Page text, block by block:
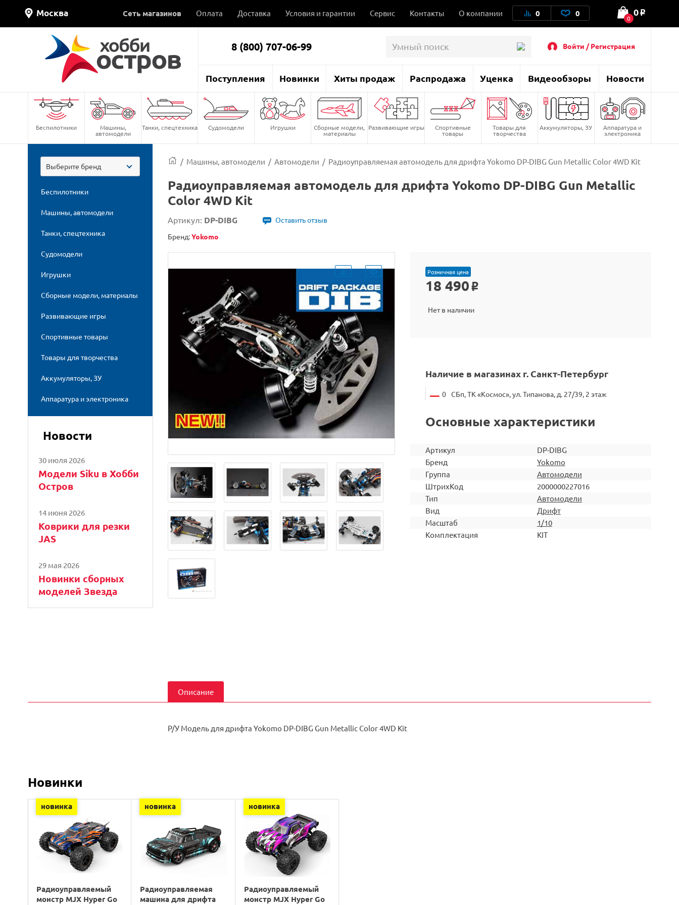
Москва Сеть магазинов Оплата Доставка Условия и гарантии Сервис Контакты О компании 0 0 0
0 o
8 (800) 707-06-99 Войти / Регистрация
Поступления Новинки Хиты продаж Распродажа Уценка Видеообзоры Новости
Беспилотники Машины,
автомодели
Танки, спецтехника Судомодели Игрушки Сборные модели,
материалы
Развивающие игры Спортивные
товары
Товары для
творчества
Аккумуляторы, ЗУ Аппаратура и
электроника
Выберите бренд
Беспилотники
Машины, автомодели
Танки, спецтехника
Судомодели
Игрушки
Сборные модели, материалы
Развивающие игры
Спортивные товары
Товары для творчества
Аккумуляторы, ЗУ
Аппаратура и электроника
Новости
30 июля 2026
Модели Siku в Хобби
Остров
14 июня 2026
Коврики для резки
JAS
29 мая 2026
Новинки сборных
моделей Звезда
/ Машины, автомодели / Автомодели / Радиоуправляемая автомодель для дрифта Yokomo DP-DIBG Gun Metallic Color 4WD Kit
Радиоуправляемая автомодель для дрифта Yokomo DP-DIBG Gun Metallic
Color 4WD Kit
Артикул: DP-DIBG
Оставить отзыв
Бренд:Yokomo
Розничная цена
18 490 o
Нет в наличии
Наличие в магазинах г. Санкт-Петербург
0 СБп, ТК «Космос», ул. Типанова, д. 27/39, 2 этаж
Основные характеристики
Артикул
DP-DIBG
Бренд
Yokomo
Группа
Автомодели
ШтрихКод
2000000227016
Тип
Автомодели
Вид
Дрифт
Масштаб
1/10
Комплектация
KIT
Описание
Р/У Модель для дрифта Yokomo DP-DIBG Gun Metallic Color 4WD Kit
Новинки
новинка
Радиоуправляемый
монстр MJX Hyper Go
новинка
Радиоуправляемая
машина для дрифта
новинка
Радиоуправляемый
монстр MJX Hyper Go